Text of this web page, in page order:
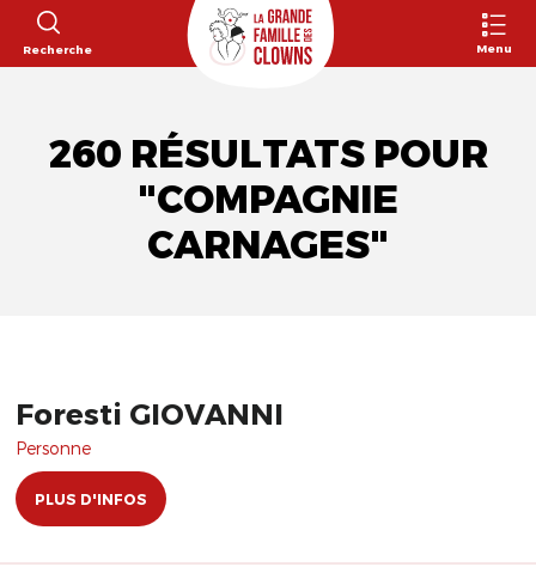
Recherche Menu
260 RÉSULTATS POUR
"COMPAGNIE
CARNAGES"
Foresti GIOVANNI
Personne
PLUS D'INFOS